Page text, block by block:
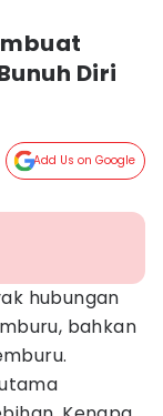
Diri
Add Us on Google
hubungan
bahkan